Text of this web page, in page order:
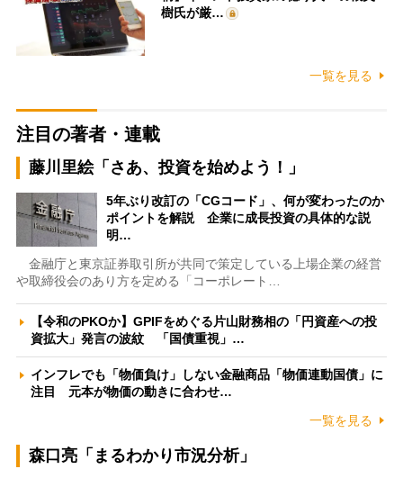
樹氏が厳…
一覧を見る
注目の著者・連載
藤川里絵「さあ、投資を始めよう！」
5年ぶり改訂の「CGコード」、何が変わったのか
ポイントを解説 企業に成長投資の具体的な説
明…
金融庁と東京証券取引所が共同で策定している上場企業の経営
や取締役会のあり方を定める「コーポレート…
【令和のPKOか】GPIFをめぐる片山財務相の「円資産への投
資拡大」発言の波紋 「国債重視」…
インフレでも「物価負け」しない金融商品「物価連動国債」に
注目 元本が物価の動きに合わせ…
一覧を見る
森口亮「まるわかり市況分析」